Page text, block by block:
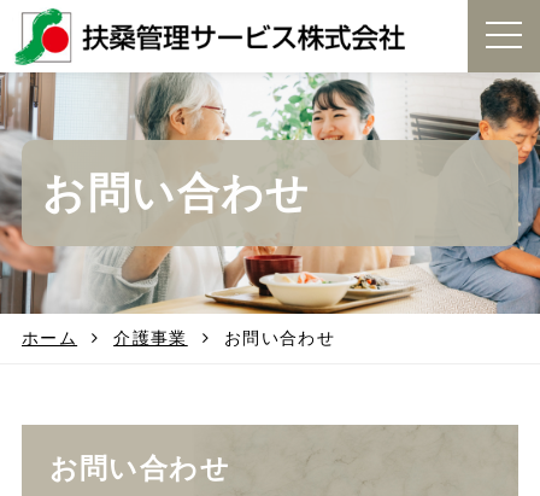
t
g
g
l
i
g
a
お問い合わせ
ホーム 介護事業 お問い合わせ
お問い合わせ